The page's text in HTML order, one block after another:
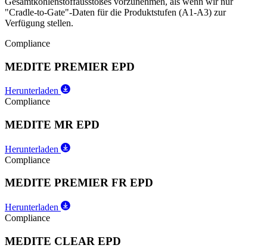
"Cradle-to-Gate"-Daten für die Produktstufen (A1-A3) zur
Verfügung stellen.
Compliance
MEDITE PREMIER EPD
Herunterladen
Compliance
MEDITE MR EPD
Herunterladen
Compliance
MEDITE PREMIER FR EPD
Herunterladen
Compliance
MEDITE CLEAR EPD